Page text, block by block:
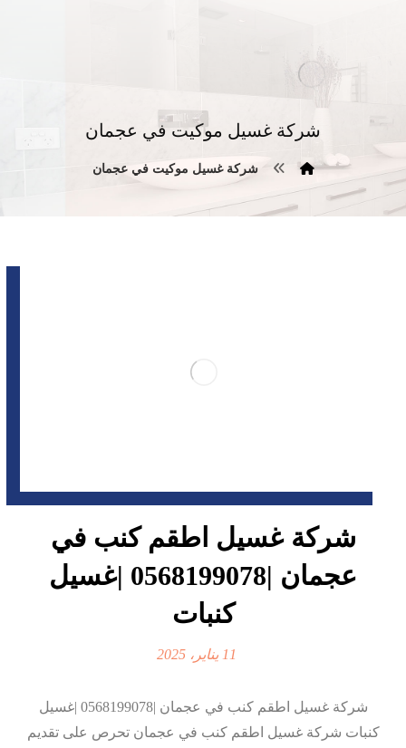
شركة غسيل موكيت في عجمان
شركة غسيل موكيت في عجمان
شركة غسيل اطقم كنب في
عجمان |0568199078 |غسيل
كنبات
11 يناير، 2025
شركة غسيل اطقم كنب في عجمان |0568199078 |غسيل
كنبات شركة غسيل اطقم كنب في عجمان تحرص على تقديم